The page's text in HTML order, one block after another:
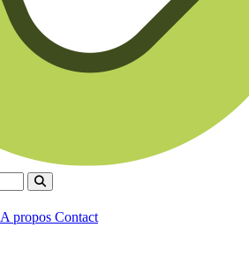
Rechercher
A propos Contact